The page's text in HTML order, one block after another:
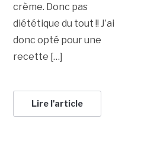
crème. Donc pas
diététique du tout !! J’ai
donc opté pour une
recette […]
Lire l'article